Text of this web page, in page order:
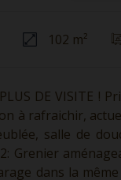
102 m²
DE VISITE
à rafraichir,
salle de
Grenier
dans la